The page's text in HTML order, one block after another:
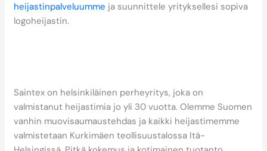
heijastinpalveluumme ja suunnittele yrityksellesi sopiva
logoheijastin.
Saintex on helsinkiläinen perheyritys, joka on
valmistanut heijastimia jo yli 30 vuotta. Olemme Suomen
vanhin muovisaumaustehdas ja kaikki heijastimemme
valmistetaan Kurkimäen teollisuustalossa Itä-